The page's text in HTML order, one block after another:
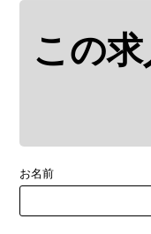
この
お名前